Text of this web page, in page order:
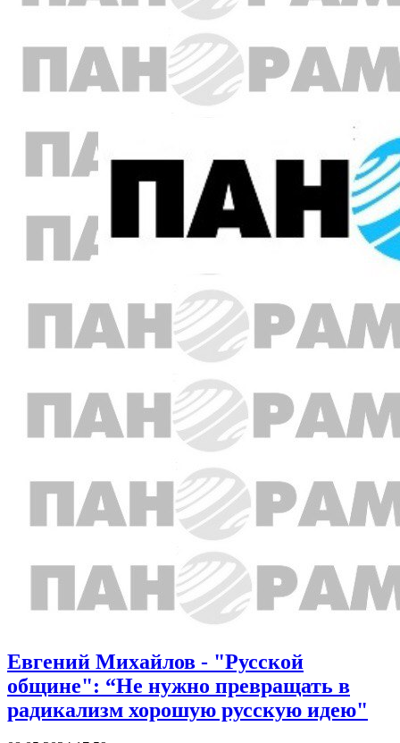
Евгений Михайлов - "Русской
общине": “Не нужно превращать в
радикализм хорошую русскую идею"